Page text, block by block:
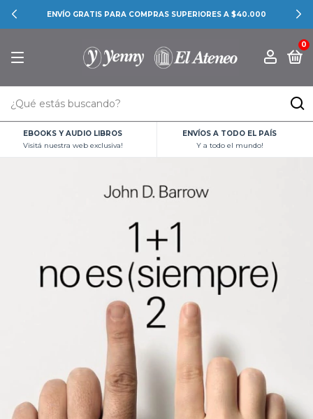
ENVÍO GRATIS PARA COMPRAS SUPERIORES A $40.000
0
EBOOKS Y AUDIO LIBROS
Visitá nuestra web exclusiva!
ENVÍOS A TODO EL PAÍS
Y a todo el mundo!